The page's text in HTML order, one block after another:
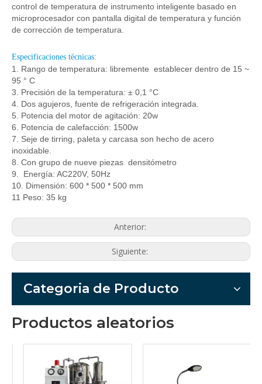
control de temperatura de instrumento inteligente basado en
microprocesador con pantalla digital de temperatura y función
de corrección de temperatura.
Especificaciones técnicas:
1. Rango de temperatura: libremente establecer dentro de 15 ~
95 ° C
3. Precisión de la temperatura: ± 0,1 °C
4. Dos agujeros, fuente de refrigeración integrada.
5. Potencia del motor de agitación: 20w
6. Potencia de calefacción: 1500w
7. Seje de tirring, paleta y carcasa son hecho de acero
inoxidable
8. Con grupo de nueve piezas densitómetro
9. Energía: AC220V, 50Hz
10. Dimensión: 600 * 500 * 500 mm
11 Peso: 35 kg
Anterior:
Siguiente:
Categoria de Producto
Productos aleatorios